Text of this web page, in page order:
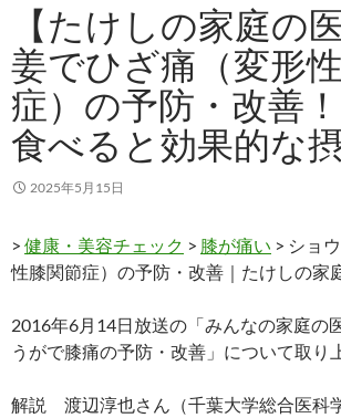
【たけしの家庭の
姜でひざ痛（変形
症）の予防・改善
食べると効果的な
2025年5月15日
> 健康・美容チェック > 膝が痛い > ショ
性膝関節症）の予防・改善｜たけしの家
2016年6月14日放送の「みんなの家庭の
うがで膝痛の予防・改善」について取り
解説 渡辺淳也さん（千葉大学総合医科